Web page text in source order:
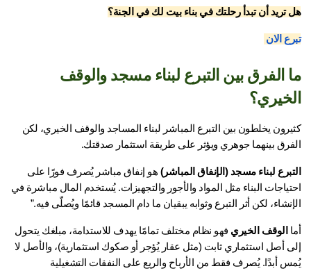
تريد أن تبدأ رحلتك في بناء بيت لك في الجنة؟
الان
ما الفرق بين التبرع لبناء مسجد والوقف
بينهما جوهري ويؤثر على طريقة استثمار صدقتك.
لبناء مسجد (الإنفاق المباشر)
هو إنفاق مباشر يُصرف فورًا على
احتياجات البناء مثل المواد والأجور والتجهيزات. يُستخدم المال مباشرة في
لكن أثر التبرع وثوابه يبقيان ما دام المسجد قائمًا ويُصلّى فيه.”
الوقف الخيري
فهو نظام مختلف تمامًا يهدف للاستدامة، مبلغك يتحول
إلى أصل استثماري ثابت (مثل عقار يُؤجر أو صكوك استثمارية)، والأصل لا
يُمس أبدًا. يُصرف فقط من الأرباح والريع على النفقات التشغيلية